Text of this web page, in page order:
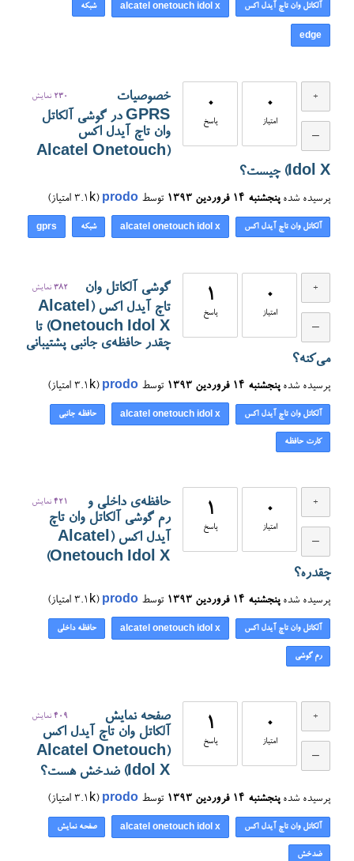
آلکاتل وان تاچ آیدل اکس alcatel onetouch idol x شبکه
edge
0
امتیاز
0
پاسخ
230 نمایش
خصوصیات
GPRS در گوشی آلکاتل
وان تاچ آیدل اکس
(Alcatel Onetouch
Idol X) چیست؟
پرسیده شده پنجشنبه ۱۴ فروردین ۱۳۹۳ توسط prodo
(
3.1k امتیاز)
آلکاتل وان تاچ آیدل اکس alcatel onetouch idol x شبکه gprs
0
امتیاز
1
پاسخ
382 نمایش
گوشی آلکاتل وان
تاچ آیدل اکس (Alcatel
Onetouch Idol X) تا
چقدر حافظه‌ی جانبی پشتیبانی
می‌کنه؟
پرسیده شده پنجشنبه ۱۴ فروردین ۱۳۹۳ توسط prodo
(
3.1k امتیاز)
آلکاتل وان تاچ آیدل اکس alcatel onetouch idol x حافظه جانبی
کارت حافظه
0
امتیاز
1
پاسخ
421 نمایش
حافظه‌ی داخلی و
رم گوشی آلکاتل وان تاچ
آیدل اکس (Alcatel
Onetouch Idol X)
چقدره؟
پرسیده شده پنجشنبه ۱۴ فروردین ۱۳۹۳ توسط prodo
(
3.1k امتیاز)
آلکاتل وان تاچ آیدل اکس alcatel onetouch idol x حافظه داخلی
رم گوشی
0
امتیاز
1
پاسخ
409 نمایش
صفحه نمایش
آلکاتل وان تاچ آیدل اکس
(Alcatel Onetouch
Idol X) ضدخش هست؟
پرسیده شده پنجشنبه ۱۴ فروردین ۱۳۹۳ توسط prodo
(
3.1k امتیاز)
آلکاتل وان تاچ آیدل اکس alcatel onetouch idol x صفحه نمایش
ضدخش